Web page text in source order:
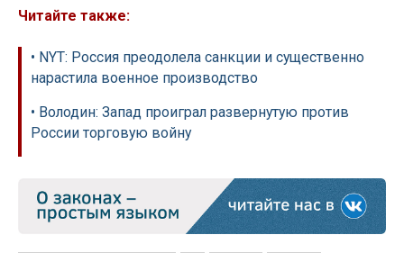
Читайте также:
• NYT: Россия преодолела санкции и существенно
нарастила военное производство
• Володин: Запад проиграл развернутую против
России торговую войну